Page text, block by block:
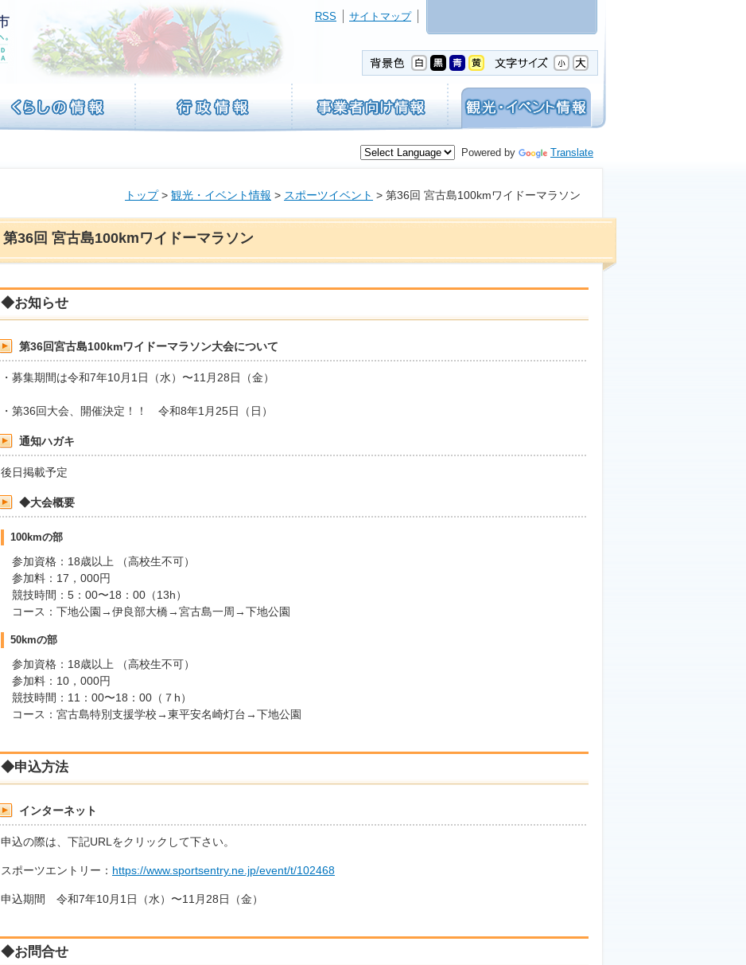
サイトマップ
RSS
Powered by Translate
トップ> 観光・イベント情報 > スポーツイベント > 第36回 宮古島100kmワイドーマラソン
第36回 宮古島100kmワイドーマラソン
◆お知らせ
第36回宮古島100kmワイドーマラソン大会について
・募集期間は令和7年10月1日（水）〜11月28日（金）
・第36回大会、開催決定！！ 令和8年1月25日（日）
通知ハガキ
後日掲載予定
◆大会概要
100kmの部
参加資格：18歳以上 （高校生不可）
参加料：17，000円
競技時間：5：00〜18：00（13h）
コース：下地公園→伊良部大橋→宮古島一周→下地公園
50kmの部
参加資格：18歳以上 （高校生不可）
参加料：10，000円
競技時間：11：00〜18：00（７h）
コース：宮古島特別支援学校→東平安名崎灯台→下地公園
◆申込方法
インターネット
申込の際は、下記URLをクリックして下さい。
スポーツエントリー： https://www.sportsentry.ne.jp/event/t/102468
申込期間 令和7年10月1日（水）〜11月28日（金）
◆お問合せ